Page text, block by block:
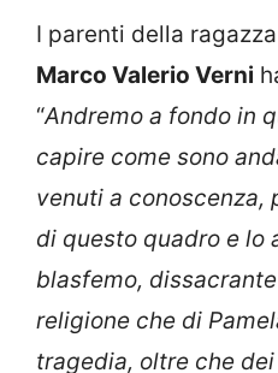
I parenti della
Marco Valerio Verni
“Andremo a fondo in
capire come sono
venuti a conoscenza,
di questo quadro e lo
blasfemo,
religione che di
tragedia, oltre che dei